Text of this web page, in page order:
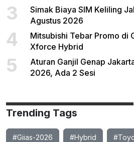
3
Simak Biaya SIM Keliling
Agustus 2026
4
Mitsubishi Tebar Promo di
Xforce Hybrid
5
Aturan Ganjil Genap
2026, Ada 2 Sesi
Trending Tags
#Giias-2026 #Hybrid